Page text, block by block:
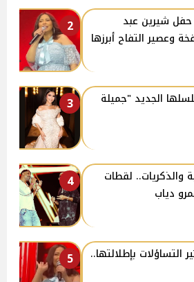
2
حفل شيرين عبد
وعصير التفاح أبرزها
3
الجديد "جميلة
4
والذكريات.. لقطات
دياب
5
التساؤلات بإطلالتها..